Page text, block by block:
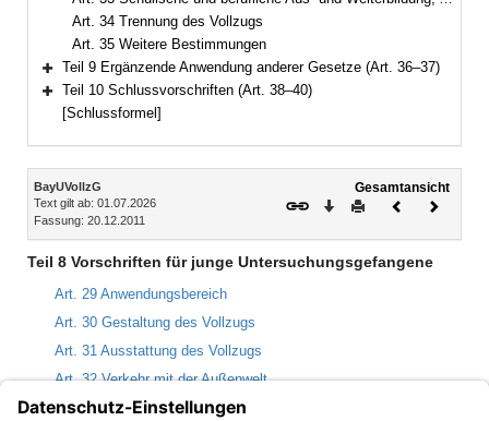
Art. 34 Trennung des Vollzugs
Art. 35 Weitere Bestimmungen
Bereich erweitern
Teil 9 Ergänzende Anwendung anderer Gesetze (Art. 36–37)
Bereich erweitern
Teil 10 Schlussvorschriften (Art. 38–40)
[Schlussformel]
Inhalt
BayUVollzG
Text gilt ab: 01.07.2026
Fassung: 20.12.2011
Gesamtansicht
Download
DruckenVorheriges
Teil 8 Vorschriften für junge Untersuchungsgefangene
Art. 29 Anwendungsbereich
Art. 30 Gestaltung des Vollzugs
Art. 31 Ausstattung des Vollzugs
Art. 32 Verkehr mit der Außenwelt
Art. 33 Schulische und berufliche Aus- und Weiterbildung; Arbeit